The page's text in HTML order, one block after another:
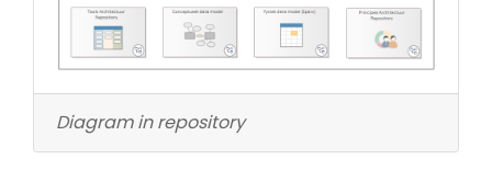
Diagram in repository